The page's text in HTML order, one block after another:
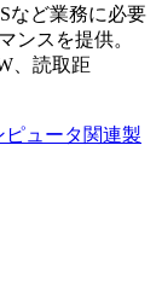
など業務に必要
ンスを提供。
、読取距
ピュータ関連製